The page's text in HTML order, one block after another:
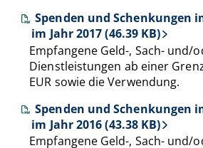
Spenden und Schenkungen
im Jahr 2017 (46.39 KB)
Empfangene Geld-, Sach- und/
Dienstleistungen ab einer
EUR sowie die Verwendung.
Spenden und Schenkungen
im Jahr 2016 (43.38 KB)
Empfangene Geld-, Sach- und/